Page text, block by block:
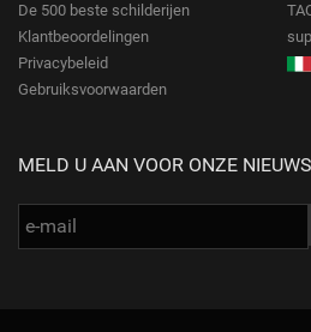
De 500 beste schilderijen
Klantbeoordelingen
Privacybeleid
Gebruiksvoorwaarden
MELD U AAN VOOR ONZE